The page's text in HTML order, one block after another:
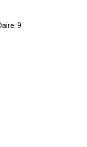
9